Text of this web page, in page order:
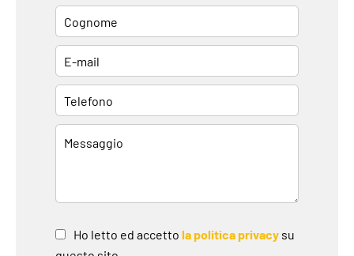
Ho letto ed accetto la politica privacy su